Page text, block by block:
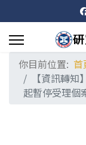
你目前位置: 首
【資訊轉
起暫停受理個